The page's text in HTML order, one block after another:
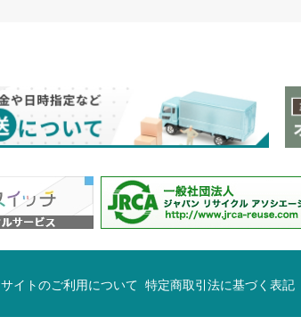
サイトのご利用について 特定商取引法に基づく表記